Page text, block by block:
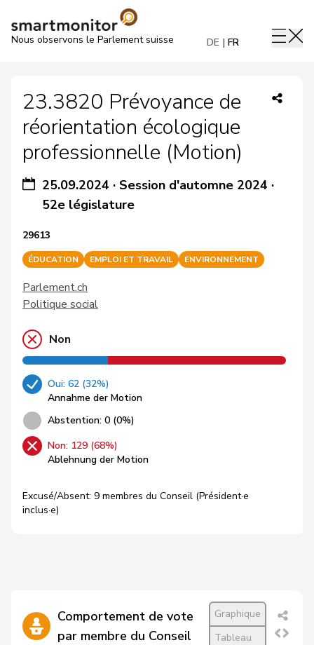
Nous observons le Parlement suisse DE FR
23.3820 Prévoyance de
réorientation écologique
professionnelle (Motion)
25.09.2024 · Session d'automne 2024 ·
52e législature
29613
ÉDUCATION EMPLOI ET TRAVAIL ENVIRONNEMENT
Parlement.ch
Politique social
Non
Oui: 62 (32%)
Annahme der Motion
Abstention: 0 (0%)
Non: 129 (68%)
Ablehnung der Motion
Excusé/Absent: 9 membres du Conseil (Président·e
inclus·e)
Comportement de vote
par membre du Conseil
Graphique
Tableau